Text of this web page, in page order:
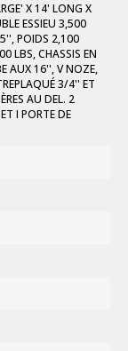
X 14' LONG X
ESSIEU 3,500
POIDS 2,100
LBS, CHASSIS EN
AUX 16'', V NOZE,
3/4'' ET
AU DEL. 2
I PORTE DE